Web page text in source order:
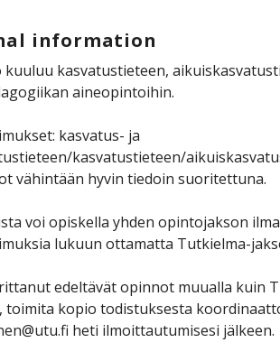
information
kuuluu kasvatustieteen,
aineopintoihin.
kasvatus- ja
kasvatustieteen/
vähintään hyvin tiedoin suoritettuna.
voi opiskella yhden opintojakson
lukuun ottamatta Tutkielma-
edeltävät opinnot muualla kuin
toimita kopio todistuksesta
heti ilmoittautumisesi jälkeen.